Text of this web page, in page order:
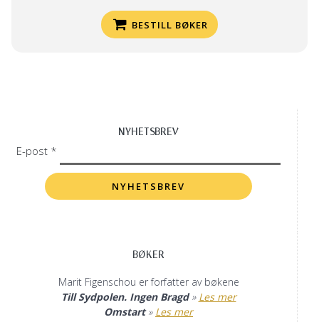
BESTILL BØKER
NYHETSBREV
E-post *
BØKER
Marit Figenschou er forfatter av bøkene
Till Sydpolen. Ingen Bragd» Les mer
Omstart» Les mer